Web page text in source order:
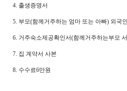
4. 출생증명서
5. 부모(함께거주하는 엄마 또는 아빠) 외국
6. 거주숙소제공확인서(함께거주하는부모
7. 집 계약서 사본
8. 수수료6만원